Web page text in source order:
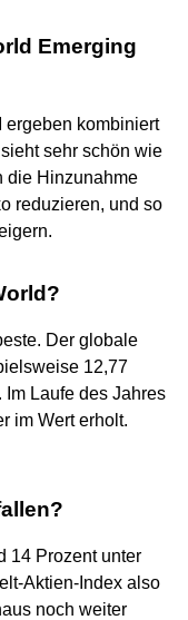
Emerging
ergeben kombiniert
sehr schön wie
die Hinzunahme
reduzieren, und so
Der globale
12,77
Im Laufe des Jahres
im Wert erholt.
14 Prozent unter
Aktien-Index also
noch weiter